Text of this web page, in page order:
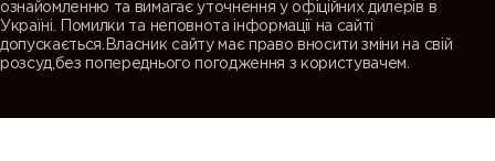
ознайомленню та вимагає уточнення у офіційних дилерів в
Україні. Помилки та неповнота інформації на сайті
допускається.Власник сайту має право вносити зміни на свій
розсуд,без попереднього погодження з користувачем.